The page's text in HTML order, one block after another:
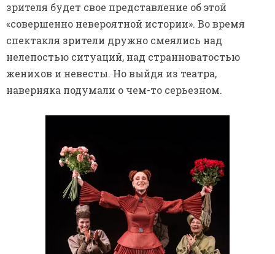
зрителя будет свое представление об этой
«совершенно невероятной истории». Во время
спектакля зрители дружно смеялись над
нелепостью ситуаций, над странноватостью
женихов и невесты. Но выйдя из театра,
наверняка подумали о чем-то серьезном.